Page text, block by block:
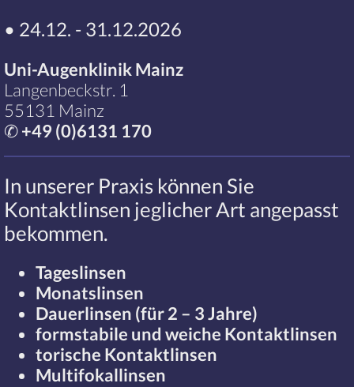
• 24.12. - 31.12.2026
Uni-Augenklinik Mainz
Langenbeckstr. 1
55131 Mainz
✆+49 (0)6131 170
In unserer Praxis können Sie
Kontaktlinsen jeglicher Art angepasst
bekommen.
Tageslinsen
Monatslinsen
Dauerlinsen (für 2 – 3 Jahre)
formstabile und weiche Kontaktlinsen
torische Kontaktlinsen
Multifokallinsen